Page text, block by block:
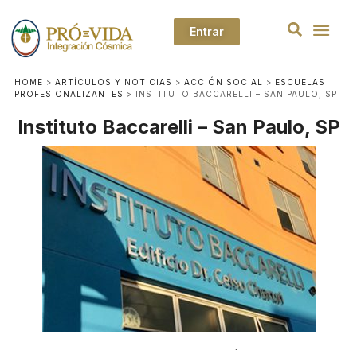
Entrar
HOME > ARTÍCULOS Y NOTICIAS > ACCIÓN SOCIAL > ESCUELAS
PROFESIONALIZANTES > INSTITUTO BACCARELLI – SAN PAULO, SP
Instituto Baccarelli – San Paulo, SP